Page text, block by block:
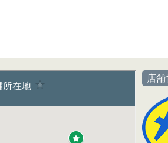
店舗